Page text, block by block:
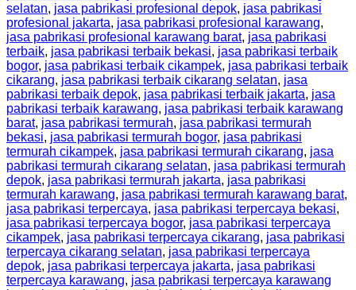
selatan, jasa pabrikasi profesional depok, jasa pabrikasi
profesional jakarta, jasa pabrikasi profesional karawang,
jasa pabrikasi profesional karawang barat, jasa pabrikasi
terbaik, jasa pabrikasi terbaik bekasi, jasa pabrikasi terbaik
bogor, jasa pabrikasi terbaik cikampek, jasa pabrikasi terbaik
cikarang, jasa pabrikasi terbaik cikarang selatan, jasa
pabrikasi terbaik depok, jasa pabrikasi terbaik jakarta, jasa
pabrikasi terbaik karawang, jasa pabrikasi terbaik karawang
barat, jasa pabrikasi termurah, jasa pabrikasi termurah
bekasi, jasa pabrikasi termurah bogor, jasa pabrikasi
termurah cikampek, jasa pabrikasi termurah cikarang, jasa
pabrikasi termurah cikarang selatan, jasa pabrikasi termurah
depok, jasa pabrikasi termurah jakarta, jasa pabrikasi
termurah karawang, jasa pabrikasi termurah karawang barat,
jasa pabrikasi terpercaya, jasa pabrikasi terpercaya bekasi,
jasa pabrikasi terpercaya bogor, jasa pabrikasi terpercaya
cikampek, jasa pabrikasi terpercaya cikarang, jasa pabrikasi
terpercaya cikarang selatan, jasa pabrikasi terpercaya
depok, jasa pabrikasi terpercaya jakarta, jasa pabrikasi
terpercaya karawang, jasa pabrikasi terpercaya karawang